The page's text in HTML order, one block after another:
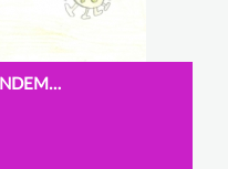
INTERNET NOS SALVA EN PANDEMIA.